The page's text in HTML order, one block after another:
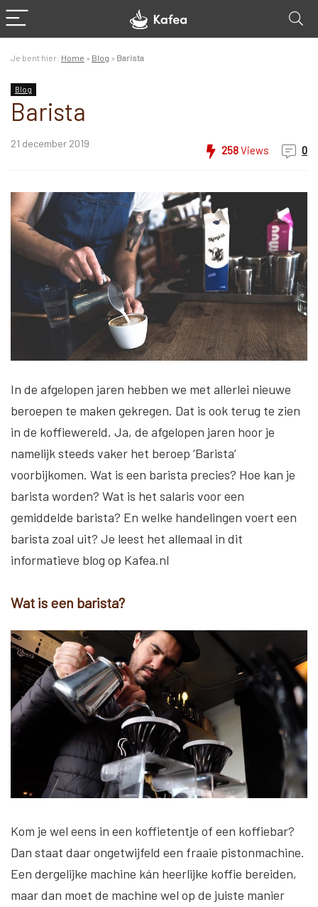
Je bent hier: Home » Blog » Barista
Blog
Barista
21 december 2019
258Views 0
In de afgelopen jaren hebben we met allerlei nieuwe
beroepen te maken gekregen. Dat is ook terug te zien
in de koffiewereld. Ja, de afgelopen jaren hoor je
namelijk steeds vaker het beroep ‘Barista’
voorbijkomen. Wat is een barista precies? Hoe kan je
barista worden? Wat is het salaris voor een
gemiddelde barista? En welke handelingen voert een
barista zoal uit? Je leest het allemaal in dit
informatieve blog op Kafea.nl
Wat is een barista?
Kom je wel eens in een koffietentje of een koffiebar?
Dan staat daar ongetwijfeld een fraaie pistonmachine.
Een dergelijke machine kán heerlijke koffie bereiden,
maar dan moet de machine wel op de juiste manier